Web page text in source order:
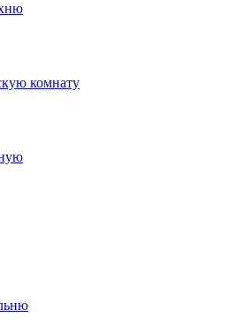
комнату